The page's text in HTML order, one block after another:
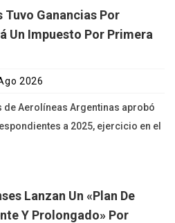
Ganancias Por
Un Impuesto Por Primera
2026
de Aerolíneas Argentinas aprobó
a 2025, ejercicio en el
Lanzan Un «plan De
Y Prolongado» Por